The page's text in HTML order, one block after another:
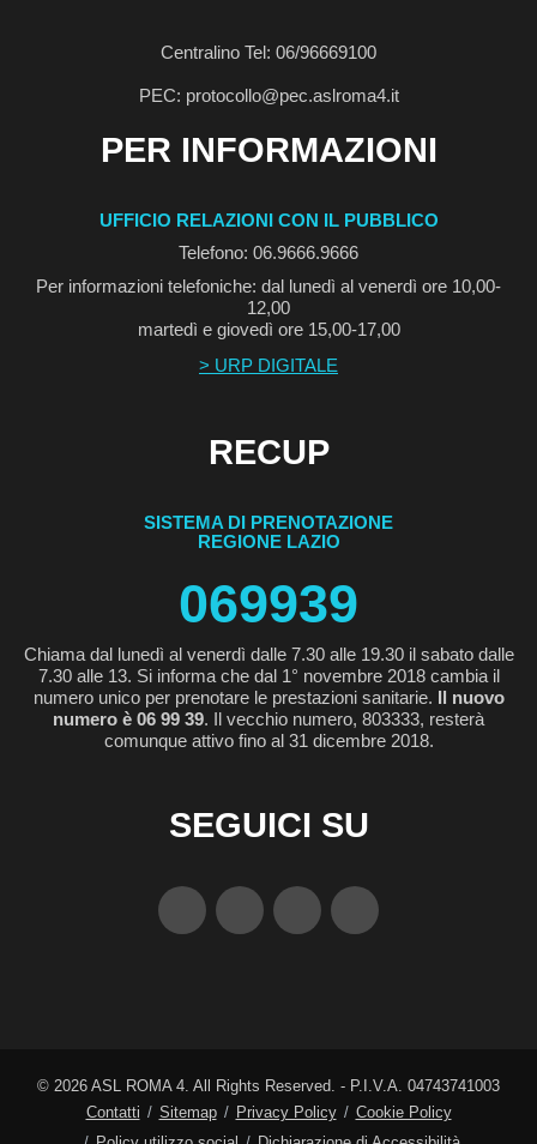
Centralino Tel: 06/96669100
PEC: protocollo@pec.aslroma4.it
PER INFORMAZIONI
UFFICIO RELAZIONI CON IL PUBBLICO
Telefono: 06.9666.9666
Per informazioni telefoniche: dal lunedì al venerdì ore 10,00-
12,00
martedì e giovedì ore 15,00-17,00
> URP DIGITALE
RECUP
SISTEMA DI PRENOTAZIONE
REGIONE LAZIO
069939
Chiama dal lunedì al venerdì dalle 7.30 alle 19.30 il sabato dalle
7.30 alle 13. Si informa che dal 1° novembre 2018 cambia il
numero unico per prenotare le prestazioni sanitarie. Il nuovo
numero è 06 99 39. Il vecchio numero, 803333, resterà
comunque attivo fino al 31 dicembre 2018.
SEGUICI SU
© 2026 ASL ROMA 4. All Rights Reserved. - P.I.V.A. 04743741003
Contatti
Sitemap Privacy Policy
Cookie Policy